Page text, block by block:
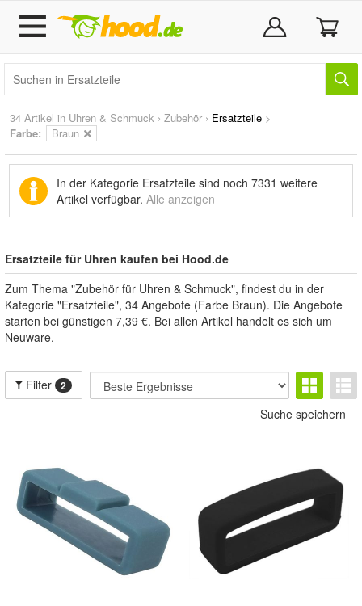
34 Artikel in Uhren & Schmuck › Zubehör › Ersatzteile >
Farbe:
Braun
In der Kategorie Ersatzteile sind noch 7331 weitere
Artikel verfügbar. Alle anzeigen
Ersatzteile für Uhren kaufen bei Hood.de
Zum Thema "Zubehör für Uhren & Schmuck", findest du in der
Kategorie "Ersatzteile", 34 Angebote (Farbe Braun). Die Angebote
starten bei günstigen 7,39 €. Bei allen Artikel handelt es sich um
Neuware.
Filter 2
Suche speichern